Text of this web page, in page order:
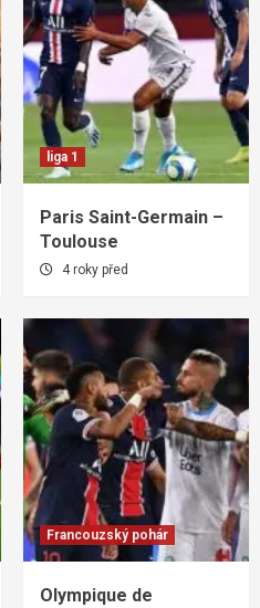
liga 1
Paris Saint-Germain –
Toulouse
4 roky před
Francouzský pohár
Olympique de